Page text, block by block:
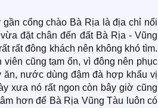
cổng chào Bà Rịa là địa chỉ nổi
đặt chân đến đất Bà Rịa - Vũng
rất đông khách nên không khó tìm.
cũng tạm ổn, vì đông nên phục
nước dùng đậm đà hợp khẩu vị
xưa nó rất ngon còn bây giờ cũng
hơn để Bà Rịa Vũng Tàu luôn có